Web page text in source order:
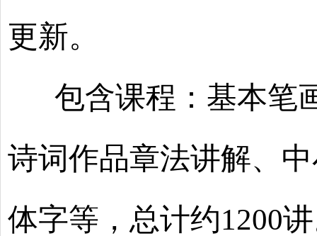
更新。
包含课程：基本笔
诗词作品章法讲解、
体字等，总计约1200